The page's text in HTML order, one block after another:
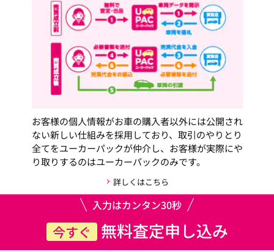
お客様の個人情報がお車の購入者以外には公開され
ない新しい仕組みを採用しており、取引のやりとり
全てをユーカーパックが仲介し、お客様が実際にや
り取りするのはユーカーパックのみです。
詳しくはこちら
入力はカンタン30秒
今すぐ 無料査定申し込み